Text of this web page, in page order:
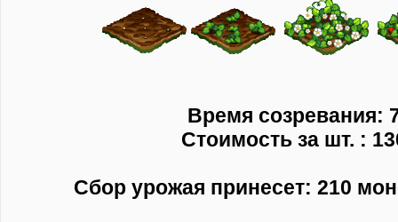
Время созревания:
Стоимость за шт. :
Сбор урожая принесет: 210